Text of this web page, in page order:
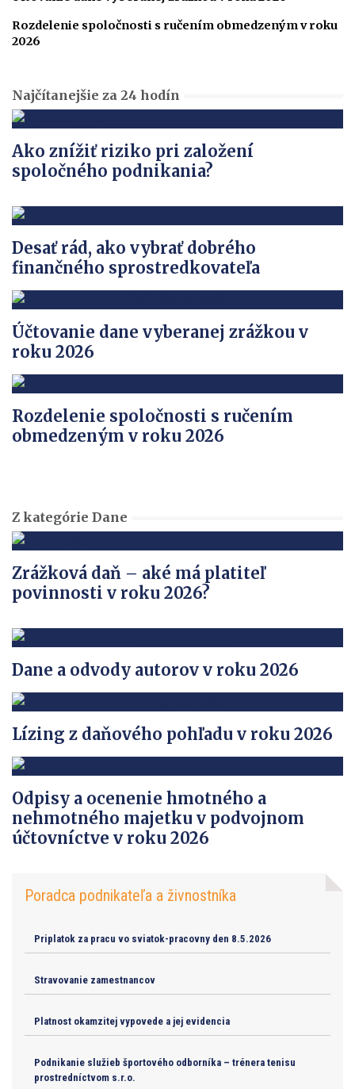
Rozdelenie spoločnosti s ručením obmedzeným v roku
2026
Najčítanejšie za 24 hodín
Ako znížiť riziko pri založení
spoločného podnikania?
Desať rád, ako vybrať dobrého
finančného sprostredkovateľa
Účtovanie dane vyberanej zrážkou v
roku 2026
Rozdelenie spoločnosti s ručením
obmedzeným v roku 2026
Z kategórie Dane
Zrážková daň – aké má platiteľ
povinnosti v roku 2026?
Dane a odvody autorov v roku 2026
Lízing z daňového pohľadu v roku 2026
Odpisy a ocenenie hmotného a
nehmotného majetku v podvojnom
účtovníctve v roku 2026
Poradca podnikateľa a živnostníka
Priplatok za pracu vo sviatok-pracovny den 8.5.2026
Stravovanie zamestnancov
Platnost okamzitej vypovede a jej evidencia
Podnikanie služieb športového odborníka – trénera tenisu
prostredníctvom s.r.o.